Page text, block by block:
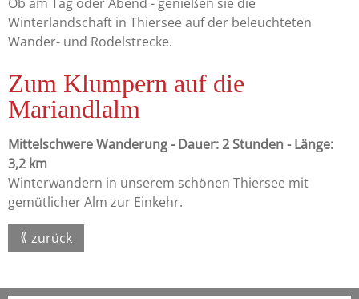
Winterlandschaft in Thiersee auf der beleuchteten
Wander- und Rodelstrecke.
Zum Klumpern auf die
Mariandlalm
Mittelschwere Wanderung - Dauer: 2 Stunden - Länge:
3,2 km
Winterwandern in unserem schönen Thiersee mit
gemütlicher Alm zur Einkehr.
zurück